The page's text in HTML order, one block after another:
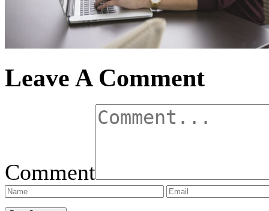
Leave A Comment
Comment